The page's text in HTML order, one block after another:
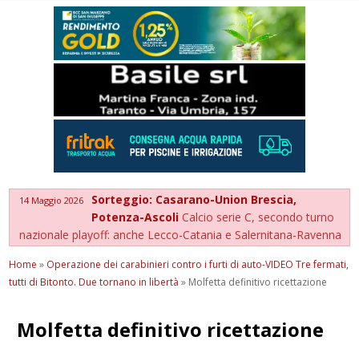
14 Maggio 2026
Sorteggio: Casarano-Union Brescia,
Potenza-AscoliCalcio serie C, secondo turno
nazionale playoff: anche Lecco-Catania e Salernitana-Ravenna
Home » Operazione dei carabinieri contro i furti di auto-VIDEO Tre fermati,
tutti di Bitonto. Due tornano in libertà » Molfetta definitivo ricettazione
Molfetta definitivo ricettazione